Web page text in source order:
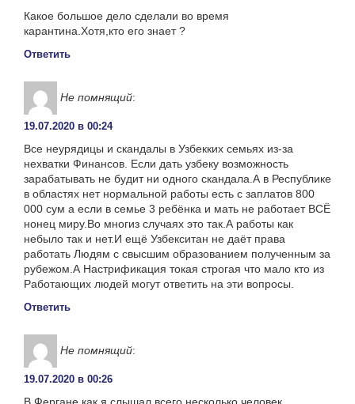
Какое большое дело сделали во время
карантина.Хотя,кто его знает ?
Ответить
Не помнящий:
19.07.2020 в 00:24
Все неурядицы и скандалы в Узбекких семьях из-за
нехватки Финансов. Если дать узбеку возможность
зарабатывать не будит ни одного скандала.А в Республике
в областях нет нормальной работы есть с заплатов 800
000 сум а если в семье 3 ребёнка и мать не работает ВСЁ
нонец миру.Во многиз случаях это так.А работы как
небыло так и нет.И ещё Узбекситан не даёт права
работать Людям с свысшим образованием полученным за
рубежом.А Настрификация токая строгая что мало кто из
Работающих людей могут ответить на эти вопросы.
Ответить
Не помнящий:
19.07.2020 в 00:26
В Фергане как я слышал всего несколько человек